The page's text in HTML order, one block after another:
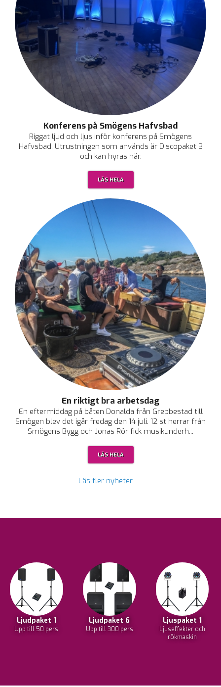
Konferens på Smögens Hafvsbad
Riggat ljud och ljus inför konferens på Smögens
Hafvsbad. Utrustningen som används är Discopaket 3
och kan hyras här.
LÄS HELA
En riktigt bra arbetsdag
En eftermiddag på båten Donalda från Grebbestad till
Smögen blev det igår fredag den 14 juli. 12 st herrar från
Smögens Bygg och Jonas Rör fick musikunderh...
LÄS HELA
Läs fler nyheter
Ljudpaket 1
Upp till 50 pers
Ljudpaket 6
Upp till 300 pers
Ljuspaket 1
Ljuseffekter och
rökmaskin